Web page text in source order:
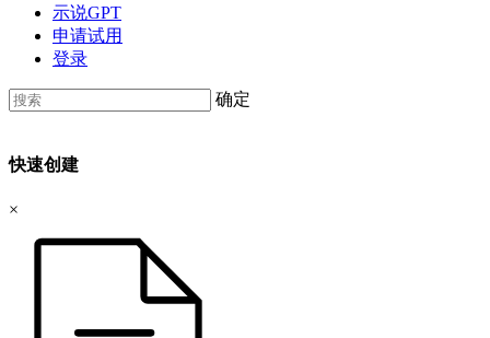
示说GPT
申请试用
登录
确定
快速创建
×